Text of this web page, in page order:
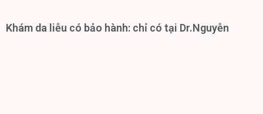
Khám da liễu có bảo hành: chỉ có tại Dr.Nguyễn